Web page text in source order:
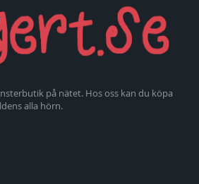
på nätet. Hos oss kan du köpa
alla hörn.